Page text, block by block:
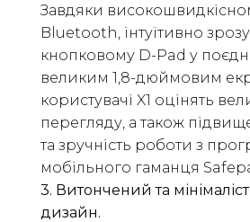
Завдяки
Bluetooth, інтуїтивно
кнопковому D-Pad у
великим 1,8-дюймовим
користувачі X1 оцінять
перегляду, а також
та зручність роботи з
мобільного гаманця
3. Витончений та
дизайн.